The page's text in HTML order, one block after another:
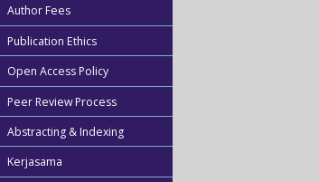
Author Fees
Publication Ethics
Open Access Policy
Peer Review Process
Abstracting & Indexing
Kerjasama